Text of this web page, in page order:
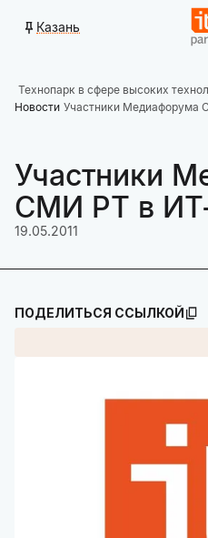
Казань
Технопарк в сфере высоких
Новости Участники Медиафорума
Участники
СМИ РТ в
19.05.2011
ПОДЕЛИТЬСЯ ССЫЛКОЙ